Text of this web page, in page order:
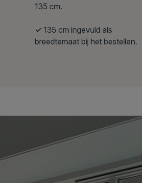
135 cm.
✓135 cm ingevuld als
breedtemaat bij het bestellen.